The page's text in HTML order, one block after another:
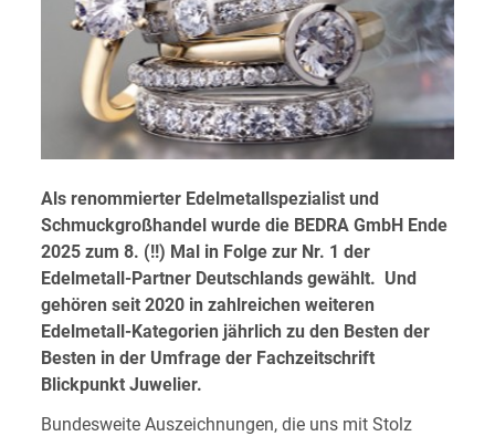
Als renommierter Edelmetallspezialist und
Schmuckgroßhandel wurde die BEDRA GmbH Ende
2025 zum 8. (!!) Mal in Folge zur Nr. 1 der
Edelmetall-Partner Deutschlands gewählt. Und
gehören seit 2020 in zahlreichen weiteren
Edelmetall-Kategorien jährlich zu den Besten der
Besten in der Umfrage der Fachzeitschrift
Blickpunkt Juwelier.
Bundesweite Auszeichnungen, die uns mit Stolz